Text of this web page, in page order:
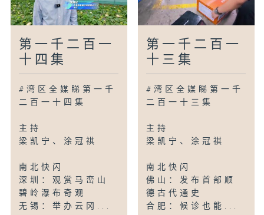
第一千二百一
十四集
#湾区全媒睇第一千
二百一十四集
主持
梁凯宁、涂冠祺
南北快闪
深圳：观赏马峦山
碧岭瀑布奇观
无锡：举办云冈...
第一千二百一
十三集
#湾区全媒睇第一千
二百一十三集
主持
梁凯宁、涂冠祺
南北快闪
佛山：发布首部顺
德古代通史
合肥：候诊也能...